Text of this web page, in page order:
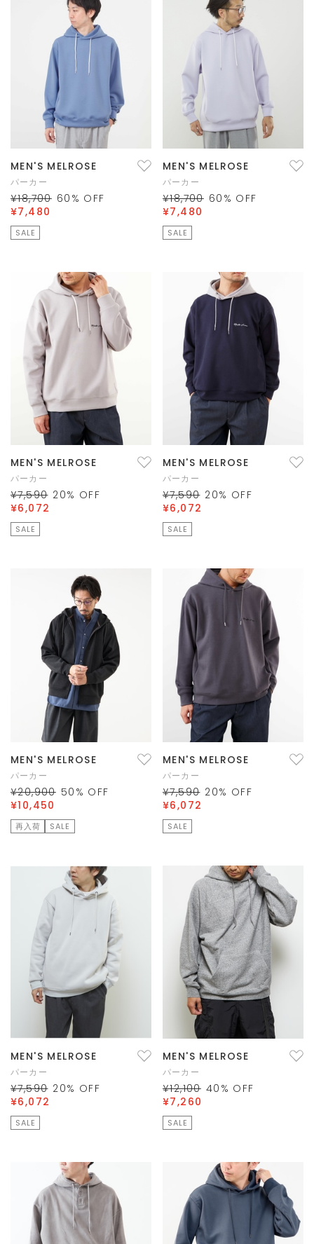
MEN'S MELROSE
パーカー
¥18,700 60 % OFF
¥7,480
SALE
MEN'S MELROSE
パーカー
¥18,700 60 % OFF
¥7,480
SALE
MEN'S MELROSE
パーカー
¥7,590 20% OFF
¥6,072
SALE
MEN'S MELROSE
パーカー
¥7,590 20% OFF
¥6,072
SALE
MEN'S MELROSE
パーカー
¥20,900 50 % OFF
¥10,450
再入荷 SALE
MEN'S MELROSE
パーカー
¥7,590 20% OFF
¥6,072
SALE
MEN'S MELROSE
パーカー
¥7,590 20% OFF
¥6,072
SALE
MEN'S MELROSE
パーカー
¥12,100 40 % OFF
¥7,260
SALE